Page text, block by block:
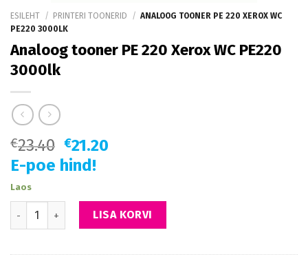
ESILEHT / PRINTERI TOONERID / ANALOOG TOONER PE 220 XEROX WC
PE220 3000LK
Analoog tooner PE 220 Xerox WC PE220
3000lk
€23.40 €21.20
E-poe hind!
Laos
Analoog tooner PE 220 Xerox WC PE220 3000lk kogus
LISA KORVI